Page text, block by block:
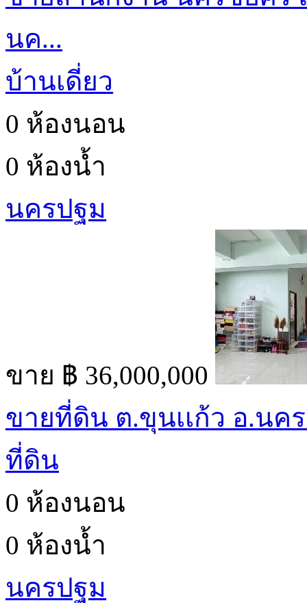
นค...
บ้านเดี่ยว
0 ห้องนอน
0 ห้องน้ำ
นครปฐม
ขาย ฿ 36,000,000
ขายที่ดิน ต.ขุนเเก้ว อ.นค
ที่ดิน
0 ห้องนอน
0 ห้องน้ำ
นครปฐม